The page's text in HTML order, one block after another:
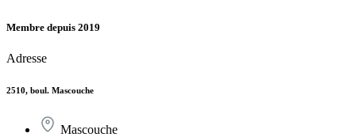
Membre depuis 2019
Adresse
2510, boul. Mascouche
Mascouche